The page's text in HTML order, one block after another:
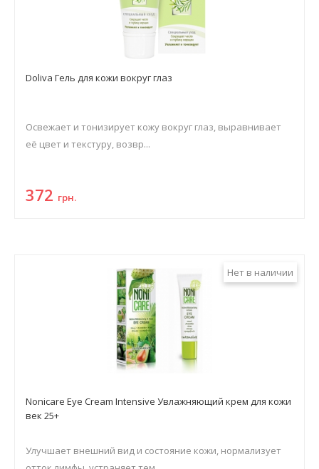
Doliva Гель для кожи вокруг глаз
Освежает и тонизирует кожу вокруг глаз, выравнивает
её цвет и текстуру, возвр...
372 грн.
Нет в наличии
Nonicare Eye Cream Intensive Увлажняющий крем для кожи
век 25+
Улучшает внешний вид и состояние кожи, нормализует